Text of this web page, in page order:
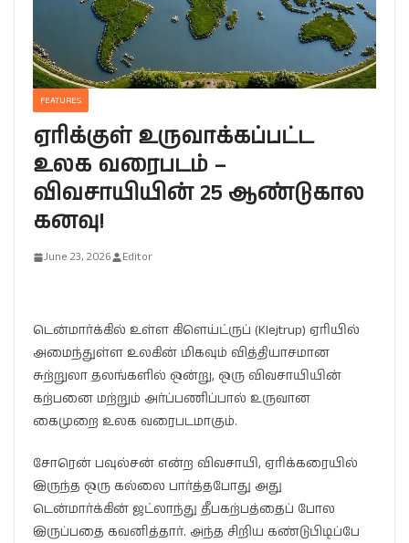
FEATURES
ஏரிக்குள் உருவாக்கப்பட்ட
உலக வரைபடம் –
விவசாயியின் 25 ஆண்டுகால
கனவு!
June 23, 2026 Editor
டென்மார்க்கில் உள்ள கிளெய்ட்ருப் (Klejtrup) ஏரியில்
அமைந்துள்ள உலகின் மிகவும் வித்தியாசமான
சுற்றுலா தலங்களில் ஒன்று, ஒரு விவசாயியின்
கற்பனை மற்றும் அர்ப்பணிப்பால் உருவான
கைமுறை உலக வரைபடமாகும்.
சோரென் பவுல்சன் என்ற விவசாயி, ஏரிக்கரையில்
இருந்த ஒரு கல்லை பார்த்தபோது அது
டென்மார்க்கின் ஜட்லாந்து தீபகற்பத்தைப் போல
இருப்பதை கவனித்தார். அந்த சிறிய கண்டுபிடிப்பே